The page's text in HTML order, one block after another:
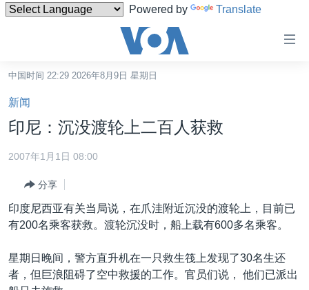
Powered by Translate
碍
链
接
跳
转
容
到
航
港澳
国际
印太
经济·金融·贸易
美中关系
中国时间 22:29 2026年8月9日 星期日
新闻
印尼：沉没渡轮上二百人获救
2007年1月1日 08:00
分享
印度尼西亚有关当局说，在爪洼附近沉没的渡轮上，目前已
有200名乘客获救。渡轮沉没时，船上载有600多名乘客。
星期日晚间，警方直升机在一只救生筏上发现了30名生还
者，但巨浪阻碍了空中救援的工作。官员们说， 他们已派出